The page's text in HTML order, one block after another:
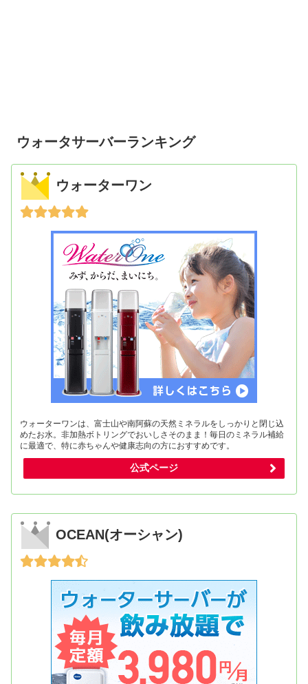
ウォータサーバーランキング
ウォーターワン
ウォーターワンは、富士山や南阿蘇の天然ミネラルをしっかりと閉じ込
めたお水。非加熱ボトリングでおいしさそのまま！毎日のミネラル補給
に最適で、特に赤ちゃんや健康志向の方におすすめです。
公式ページ
OCEAN(オーシャン)